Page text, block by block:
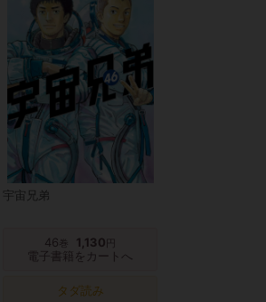
宇宙兄弟
46 巻 1,130 円
電子書籍をカートへ
タダ読み